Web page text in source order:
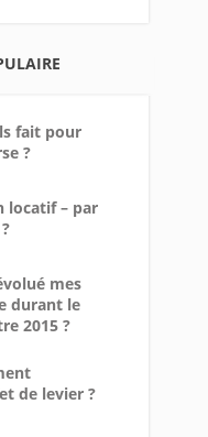
fait pour
?
locatif – par
mes
durant le
2015 ?
de levier ?